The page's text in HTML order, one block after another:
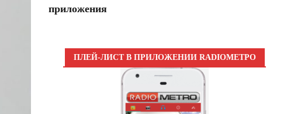
приложения
ПЛЕЙ-ЛИСТ В ПРИЛОЖЕНИИ RADIOМЕТРО